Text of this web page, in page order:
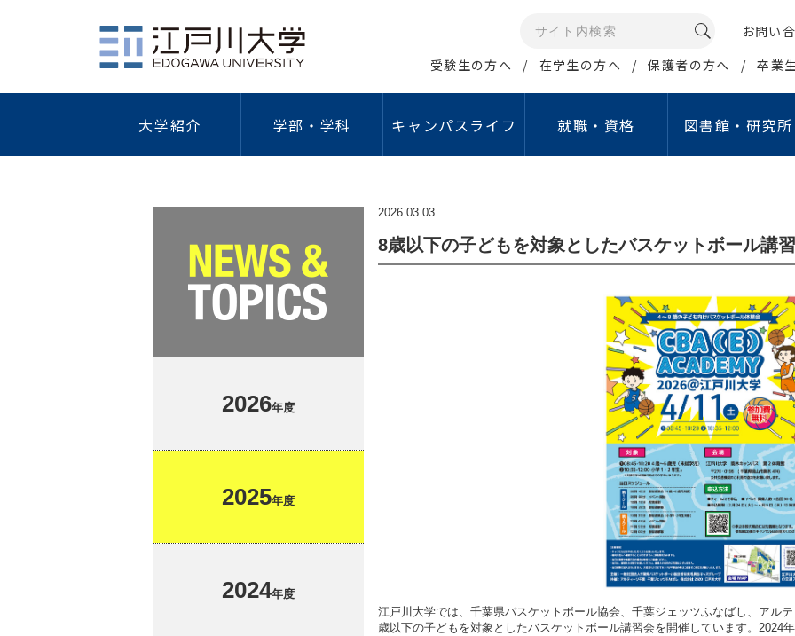
お問い
受験生の方へ
在学生の方へ 保護者の方へ 卒業
大学紹介
建学の精神/教育理念
歴代理事長・学長
学長・副学長
江戸川大学の歴史
キャンパスマップ
情報セキュリティポリシー
プライバシーポリシー
学術研究倫理
ガイドライン
設置認可申請・設置届
中期計画
重要業績評価指標（
私立学校法に基づく情
認証評価
自己点検・評価活動
内部質保証方針
江戸川大学ガバナンス
高等教育の修学支援
機関要件確認申請書
学部・学科
現代社会学科
マス・コミュニケー
ション学科
キャンパスライフ
本学独自の奨学金
日本学生支援機構奨学金
高等教育修学支援新制度
学生相談室
保健室
定期健康診断
学生食堂・売店
アクティブ・ラーニ
English Café
貸与ノートパソコン
施設等の利用
アルバイト紹介
学生寮・アパート紹
美術館のメンバー制
江戸川ウォーク
証明書発行
就職・資格
キャリアデザイン講座
インターンシップ
取得可能な免許・資格
資格取得支援講座
教職セミナー
就職支援行事
図書館・研究所
研究者情報データベース
学術リポジトリ
研究データ管理・公開について
睡眠研究所
国立公園研究所
こどもコミュニケーション研究所
江戸川大学オープンカレッジ
こどもコミュニケーション公開講座
サイエンスセミナー
こどもコミュニケーションフォーラム
海外研修・留学 外国人留学生サポート
グラム（GSP）
2026年度
2025年度
2024年度
2026.03.03
8歳以下の子どもを対象としたバスケットボール講
江戸川大学では、千葉県バスケットボール協会、千葉ジェッツふなばし、アル
歳以下の子どもを対象としたバスケットボール講習会を開催しています。2024